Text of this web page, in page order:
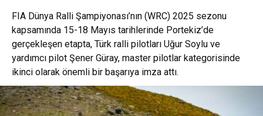
FIA Dünya Ralli Şampiyonası’nın (WRC) 2025 sezonu
kapsamında 15-18 Mayıs tarihlerinde Portekiz’de
gerçekleşen etapta, Türk ralli pilotları Uğur Soylu ve
yardımcı pilot Şener Güray, master pilotlar kategorisinde
ikinci olarak önemli bir başarıya imza attı.